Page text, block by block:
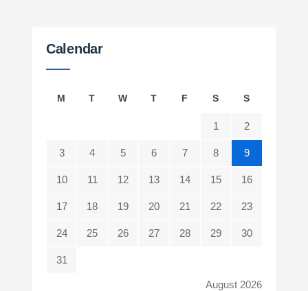
Calendar
August 2026
M T W T F S S
1 2
3 4 5 6 7 8 9
10 11 12 13 14 15 16
17 18 19 20 21 22 23
24 25 26 27 28 29 30
31